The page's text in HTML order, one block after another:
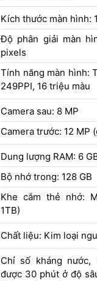
Kích thước màn hình:
Độ phân giải màn
pixels
Tính năng màn hình:
249PPI, 16 triệu màu
Camera sau: 8 MP
Camera trước: 12 MP
Dung lượng RAM: 6
Bộ nhớ trong: 128 GB
Khe cắm thẻ nhớ:
1TB)
Chất liệu: Kim loại
Chỉ số kháng
được 30 phút ở độ